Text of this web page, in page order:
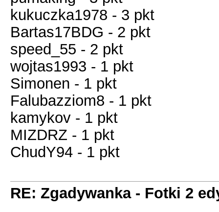
kukuczka1978 - 3 pkt
Bartas17BDG - 2 pkt
speed_55 - 2 pkt
wojtas1993 - 1 pkt
Simonen - 1 pkt
Falubazziom8 - 1 pkt
kamykov - 1 pkt
MIZDRZ - 1 pkt
ChudY94 - 1 pkt
RE: Zgadywanka - Fotki 2